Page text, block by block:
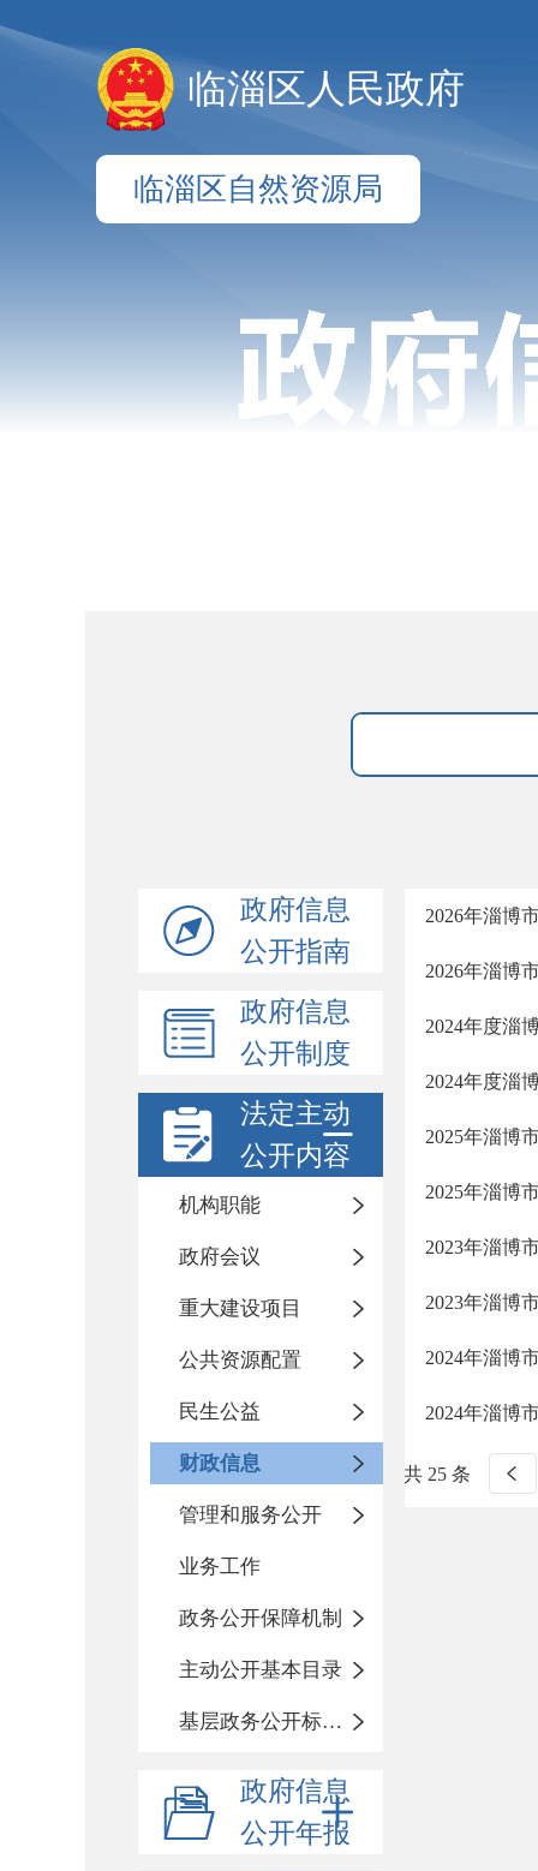
临淄区人民政府
临淄区自然资源局
政府信息
公开指南
政府信息
公开制度
法定主动
公开内容
机构职能
政府会议
重大建设项目
公共资源配置
民生公益
财政信息
管理和服务公开
业务工作
政务公开保障机制
主动公开基本目录
基层政务公开标准化目录
政府信息
公开年报
2026年淄博
2026年淄博
2024年度淄
2024年度淄
2025年淄博
2025年淄博
2023年淄博
2023年淄博
2024年淄博
2024年淄博
共 25 条